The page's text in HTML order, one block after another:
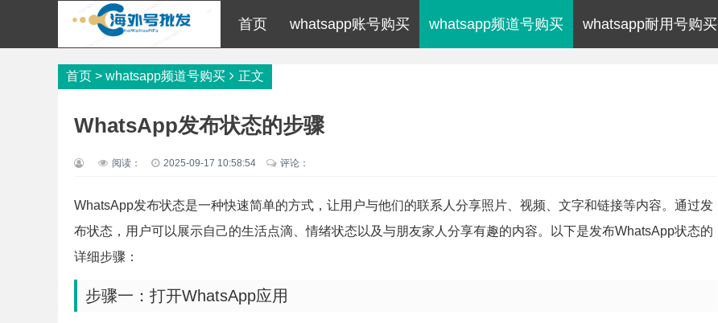
首页 whatsapp账号购买 whatsapp频道号购买 whatsapp耐用号购买
首页 > whatsapp频道号购买 正文
WhatsApp发布状态的步骤
阅读： 2025-09-17 10:58:54 评论：
WhatsApp发布状态是一种快速简单的方式，让用户与他们的联系人分享照片、视频、文字和链接等内容。通过发
布状态，用户可以展示自己的生活点滴、情绪状态以及与朋友家人分享有趣的内容。以下是发布WhatsApp状态的
详细步骤：
步骤一：打开WhatsApp应用